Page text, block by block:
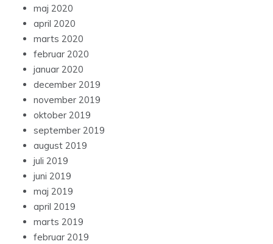
maj 2020
april 2020
marts 2020
februar 2020
januar 2020
december 2019
november 2019
oktober 2019
september 2019
august 2019
juli 2019
juni 2019
maj 2019
april 2019
marts 2019
februar 2019